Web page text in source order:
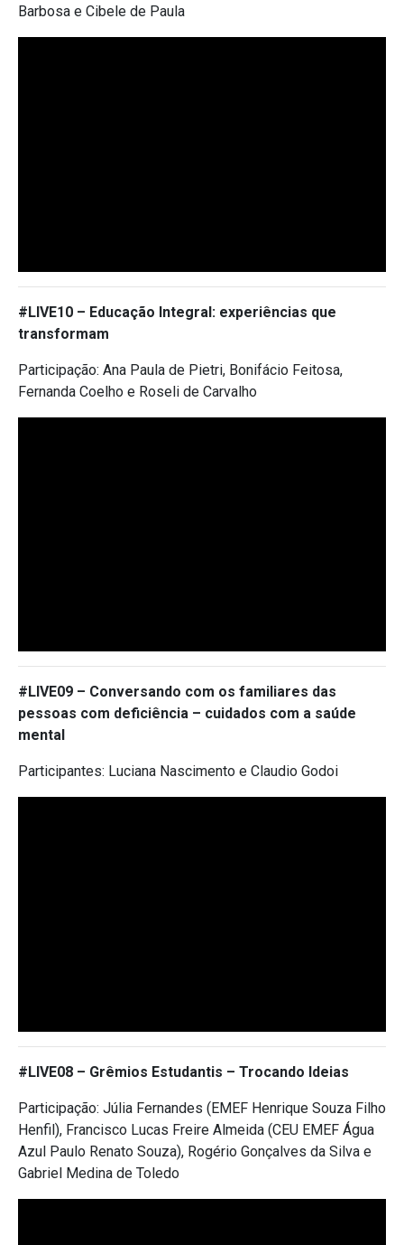
Barbosa e Cibele de Paula
#LIVE10 – Educação Integral: experiências que
transformam
Participação: Ana Paula de Pietri, Bonifácio Feitosa,
Fernanda Coelho e Roseli de Carvalho
#LIVE09 – Conversando com os familiares das
pessoas com deficiência – cuidados com a saúde
mental
Participantes: Luciana Nascimento e Claudio Godoi
#LIVE08 – Grêmios Estudantis – Trocando Ideias
Participação: Júlia Fernandes (EMEF Henrique Souza Filho
Henfil), Francisco Lucas Freire Almeida (CEU EMEF Água
Azul Paulo Renato Souza), Rogério Gonçalves da Silva e
Gabriel Medina de Toledo